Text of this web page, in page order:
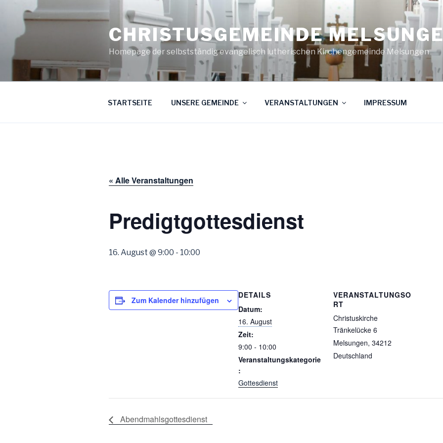
CHRISTUSGEMEINDE
Homepage der selbstständig evangelisch lutherischen Kirchengemeinde Melsungen
STARTSEITE UNSERE GEMEINDE VERANSTALTUNGEN IMPRESSUM
« Alle Veranstaltungen
Predigtgottesdienst
16. August @ 9:00 - 10:00
Zum Kalender hinzufügen
DETAILS
Datum:
16. August
Zeit:
9:00 - 10:00
Veranstaltungskategorie
:
Gottesdienst
VERANSTALTUNGSO
RT
Christuskirche
Tränkelücke 6
Melsungen, 34212
Deutschland
Abendmahlsgottesdienst